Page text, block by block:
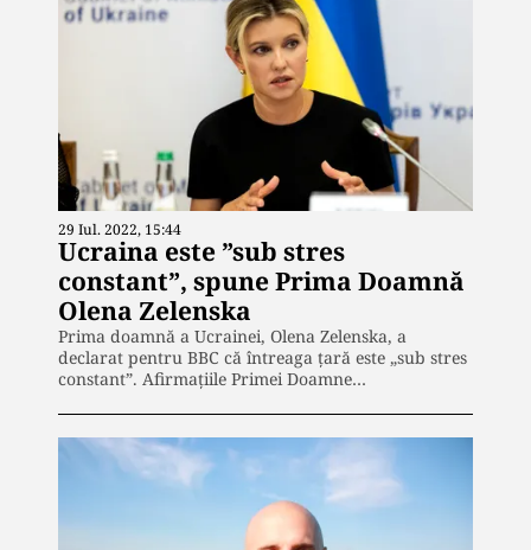
29 Iul. 2022, 15:44
Ucraina este ”sub stres
constant”, spune Prima Doamnă
Olena Zelenska
Prima doamnă a Ucrainei, Olena Zelenska, a
declarat pentru BBC că întreaga țară este „sub stres
constant”. Afirmațiile Primei Doamne…